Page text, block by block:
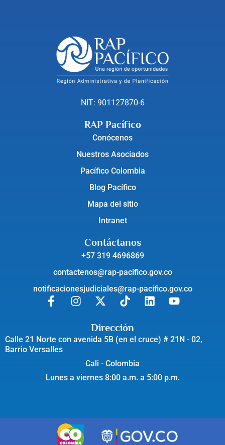
NIT: 901127870-6
RAP Pacífico
Conócenos
Nuestros Asociados
Pacífico Colombia
Blog Pacífico
Mapa del sitio
Intranet
Contáctanos
+57 319 4696869
contactenos@rap-pacifico.gov.co
notificacionesjudiciales@rap-pacifico.gov.co
Dirección
Calle 21 Norte con avenida 5B (en el cruce) # 21N - 02,
Barrio Versalles
Cali - Colombia
Lunes a viernes 8:00 a.m. a 5:00 p.m.